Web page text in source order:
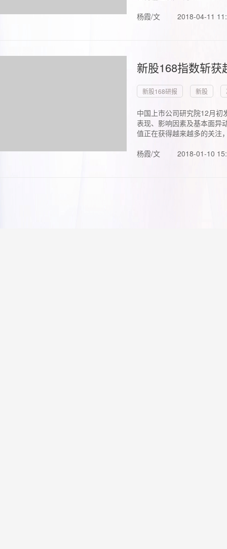
杨霞/文
2018-04-11
新股168指数斩
新股168研报 新股
中国上市公司研究院12月初
表现、影响因素及基本面异
值正在获得越来越多的关注
杨霞/文
2018-01-10